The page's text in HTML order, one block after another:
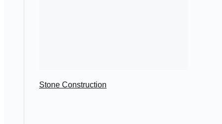
Stone Construction